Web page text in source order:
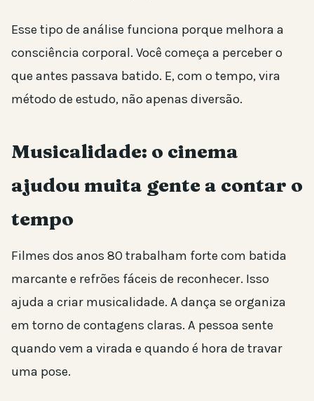
Esse tipo de análise funciona porque melhora a
consciência corporal. Você começa a perceber o
que antes passava batido. E, com o tempo, vira
método de estudo, não apenas diversão.
Musicalidade: o cinema
ajudou muita gente a contar o
tempo
Filmes dos anos 80 trabalham forte com batida
marcante e refrões fáceis de reconhecer. Isso
ajuda a criar musicalidade. A dança se organiza
em torno de contagens claras. A pessoa sente
quando vem a virada e quando é hora de travar
uma pose.